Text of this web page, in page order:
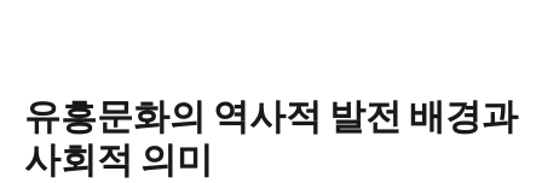
유흥문화의 역사적 발전 배경과
사회적 의미